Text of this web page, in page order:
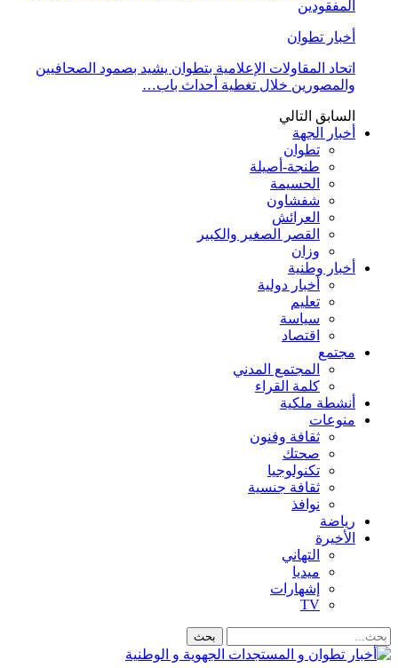
المفقودين
أخبار تطوان
اتحاد المقاولات الإعلامية بتطوان يشيد بصمود الصحافيين
والمصورين خلال تغطية أحداث باب…
السابق التالي
أخبار الجهة
تطوان
طنجة-أصيلة
الحسيمة
شفشاون
العرائش
القصر الصغير والكبير
وزان
أخبار وطنية
أخبار دولية
تعليم
سياسة
اقتصاد
مجتمع
المجتمع المدني
كلمة القراء
أنشطة ملكية
منوعات
ثقافة وفنون
صحتك
تكنولوجيا
ثقافة جنسية
نوافذ
رياضة
الأخيرة
التهاني
ميديا
إشهارات
TV